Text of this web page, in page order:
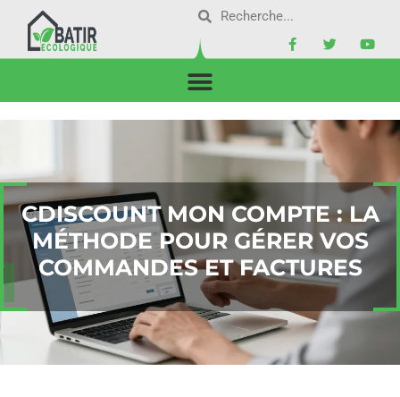
CDISCOUNT MON COMPTE : LA
MÉTHODE POUR GÉRER VOS
COMMANDES ET FACTURES